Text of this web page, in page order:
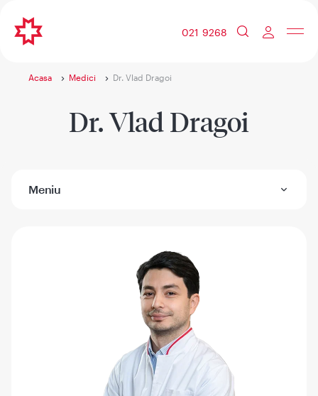
021 9268
Acasa Medici Dr. Vlad Dragoi
Dr. Vlad Dragoi
Meniu